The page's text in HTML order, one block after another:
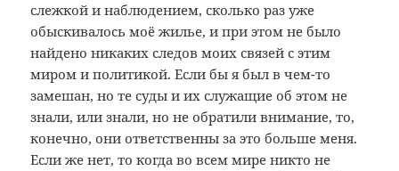
слежкой и наблюдением, сколько раз уже
обыскивалось моё жилье, и при этом не было
найдено никаких следов моих связей с этим
миром и политикой. Если бы я был в чем-то
замешан, но те суды и их служащие об этом не
знали, или знали, но не обратили внимание, то,
конечно, они ответственны за это больше меня.
Если же нет, то когда во всем мире никто не